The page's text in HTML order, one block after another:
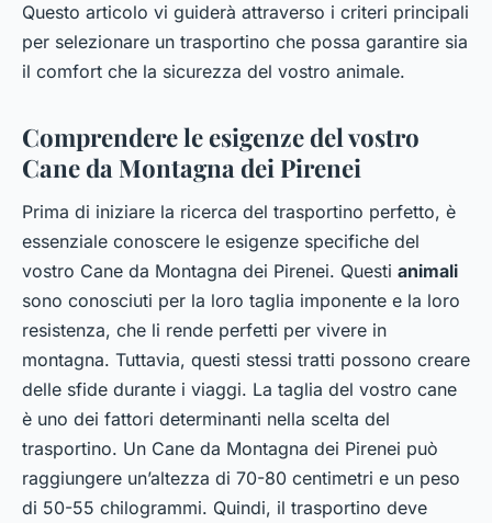
Questo articolo vi guiderà attraverso i criteri principali
per selezionare un trasportino che possa garantire sia
il comfort che la sicurezza del vostro animale.
Comprendere le esigenze del vostro
Cane da Montagna dei Pirenei
Prima di iniziare la ricerca del trasportino perfetto, è
essenziale conoscere le esigenze specifiche del
vostro Cane da Montagna dei Pirenei. Questi animali
sono conosciuti per la loro taglia imponente e la loro
resistenza, che li rende perfetti per vivere in
montagna. Tuttavia, questi stessi tratti possono creare
delle sfide durante i viaggi. La taglia del vostro cane
è uno dei fattori determinanti nella scelta del
trasportino. Un Cane da Montagna dei Pirenei può
raggiungere un’altezza di 70-80 centimetri e un peso
di 50-55 chilogrammi. Quindi, il trasportino deve